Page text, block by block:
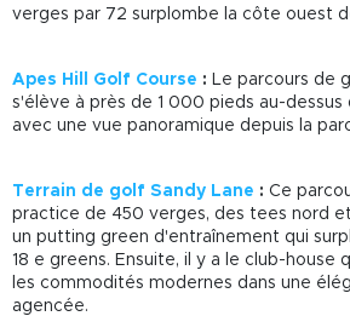
verges par 72 surplombe la côte ouest
Apes Hill Golf Course : Le parcours de
s'élève à près de 1 000 pieds au-dessus
avec une vue panoramique depuis la
Terrain de golf Sandy Lane : Ce
practice de 450 verges, des tees nord
un putting green d'entraînement qui
18 e greens. Ensuite, il y a le club-house
les commodités modernes dans une
agencée.